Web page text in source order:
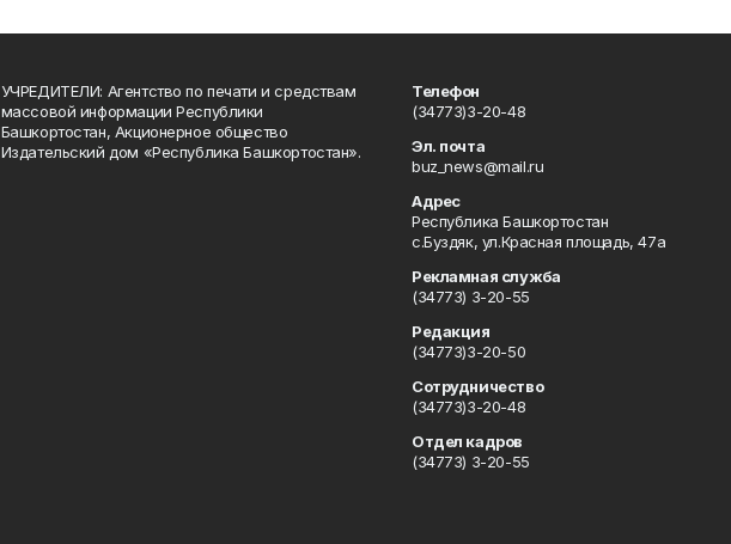
УЧРЕДИТЕЛИ: Агентство по печати и средствам
массовой информации Республики
Башкортостан, Акционерное общество
Издательский дом «Республика Башкортостан».
Телефон
(34773)3-20-48
Эл. почта
buz_news@mail.ru
Адрес
Республика Башкортостан
с.Буздяк, ул.Красная площадь, 47а
Рекламная служба
(34773) 3-20-55
Редакция
(34773)3-20-50
Сотрудничество
(34773)3-20-48
Отдел кадров
(34773) 3-20-55